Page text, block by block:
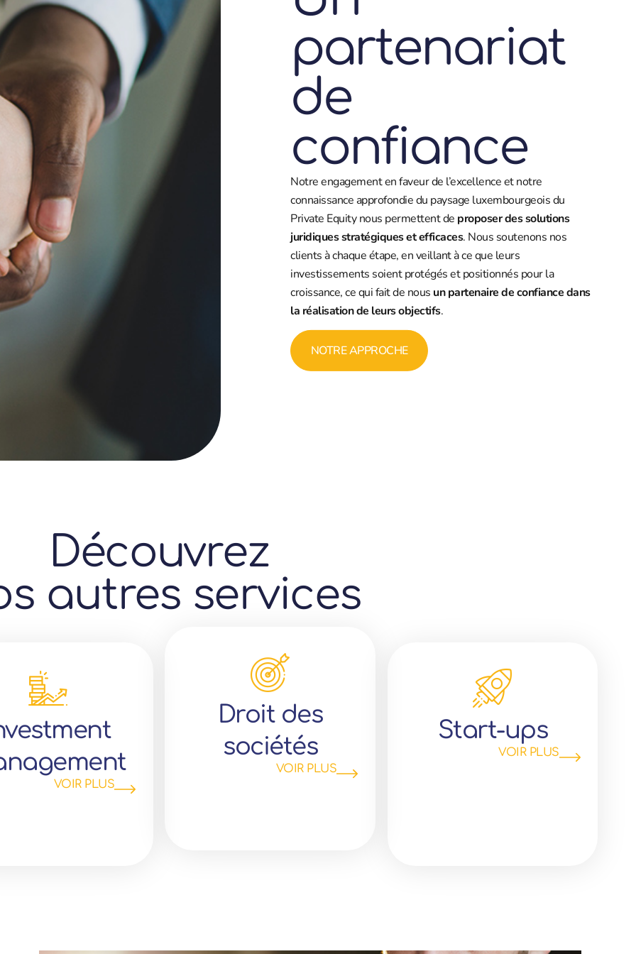
partenariat
de
confiance
Notre engagement en faveur de l’excellence et notre
connaissance approfondie du paysage luxembourgeois du
Private Equity nous permettent de proposer des solutions
juridiques stratégiques et efficaces. Nous soutenons nos
clients à chaque étape, en veillant à ce que leurs
investissements soient protégés et positionnés pour la
croissance, ce qui fait de nous un partenaire de confiance dans
la réalisation de leurs objectifs.
NOTRE APPROCHE
Découvrez
autres services
VOIR PLUS
Droit des
sociétés
VOIR PLUS
Start-ups
VOIR PLUS